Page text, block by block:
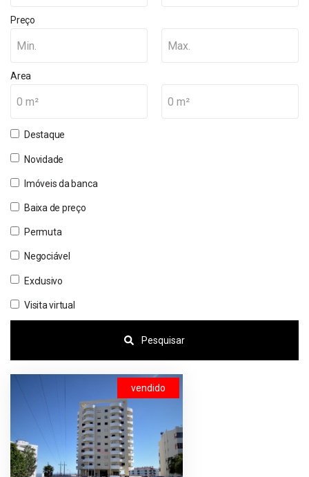
Preço
Min. Max.
Area
0 m² 0 m²
Destaque
Novidade
Imóveis da banca
Baixa de preço
Permuta
Negociável
Exclusivo
Visita virtual
Pesquisar
vendido